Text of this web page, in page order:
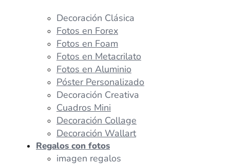
Decoración Clásica
Fotos en Forex
Fotos en Foam
Fotos en Metacrilato
Fotos en Aluminio
Póster Personalizado
Decoración Creativa
Cuadros Mini
Decoración Collage
Decoración Wallart
Regalos con fotos
imagen regalos